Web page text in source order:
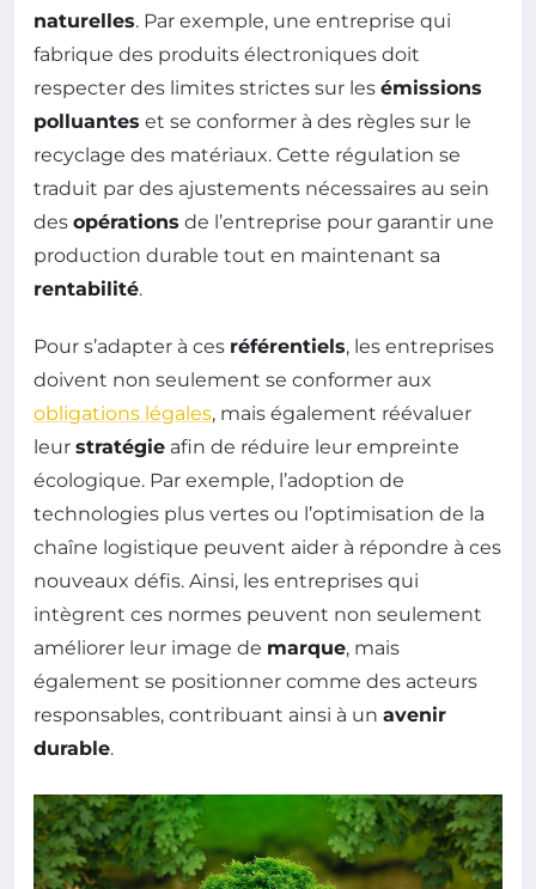
naturelles. Par exemple, une entreprise qui
fabrique des produits électroniques doit
respecter des limites strictes sur les émissions
polluantes et se conformer à des règles sur le
recyclage des matériaux. Cette régulation se
traduit par des ajustements nécessaires au sein
des opérations de l’entreprise pour garantir une
production durable tout en maintenant sa
rentabilité.
Pour s’adapter à ces référentiels, les entreprises
doivent non seulement se conformer aux
obligations légales, mais également réévaluer
leur stratégie afin de réduire leur empreinte
écologique. Par exemple, l’adoption de
technologies plus vertes ou l’optimisation de la
chaîne logistique peuvent aider à répondre à ces
nouveaux défis. Ainsi, les entreprises qui
intègrent ces normes peuvent non seulement
améliorer leur image de marque, mais
également se positionner comme des acteurs
responsables, contribuant ainsi à un avenir
durable.